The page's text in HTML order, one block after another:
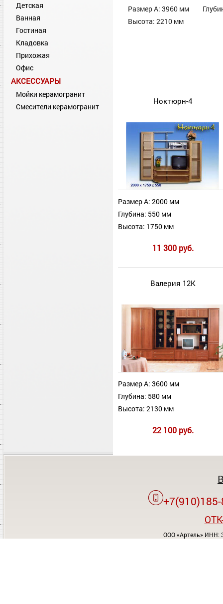
Детская
Ванная
Гостиная
Кладовка
Прихожая
Офис
АКСЕССУАРЫ
Мойки керамогранит
Смесители керамогранит
Размер А: 3960 мм
Высота: 2210 мм
Ноктюрн-4
Размер А: 2000 мм
Глубина: 550 мм
Высота: 1750 мм
11 300 руб.
Валерия 12К
Размер А: 3600 мм
Глубина: 580 мм
Высота: 2130 мм
22 100 руб.
ООО «Артель» ИНН: